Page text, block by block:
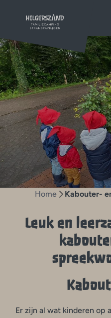
Home Kabouter-
Leuk en
Er zijn al wat kinderen op